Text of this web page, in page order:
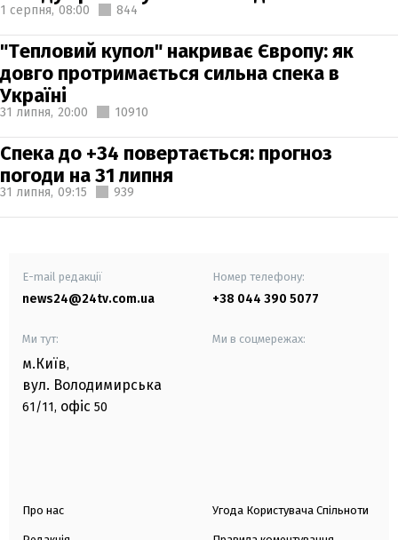
1 серпня, 08:00 844
"Тепловий купол" накриває Європу: як
довго протримається сильна спека в
Україні
31 липня, 20:00 10910
Спека до +34 повертається: прогноз
погоди на 31 липня
31 липня, 09:15 939
E-mail редакції
news24@24tv.com.ua
Номер телефону:
+38 044 390 5077
Ми тут:
м.Київ,
вул. Володимирська
61/11, офіс 50
Ми в соцмережах:
Про нас Угода Користувача Спільноти